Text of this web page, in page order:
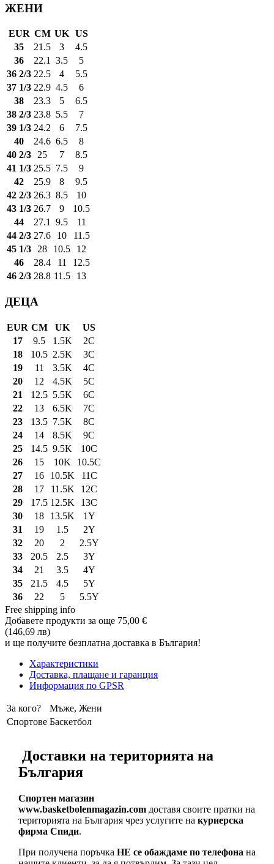
ЖЕНИ
EUR CM UK US
35
21.5 3
4.5
36
22.1 3.5
5
36 2/3 22.5 4
5.5
37 1/3 22.9 4.5
6
38
23.3 5
6.5
38 2/3 23.8 5.5
7
39 1/3 24.2 6
7.5
40
24.6 6.5
8
40 2/3
25 7
8.5
41 1/3 25.5 7.5
9
42
25.9 8
9.5
42 2/3 26.3 8.5
10
43 1/3 26.7 9
10.5
44
27.1 9.5
11
44 2/3 27.6 10
11.5
45 1/3
28 10.5
12
46
28.4 11
12.5
46 2/3 28.8 11.5 13
ДЕЦА
EUR CM UK
US
17
9.5 1.5K
2C
18
10.5 2.5K
3C
19
11 3.5K
4C
20
12 4.5K
5C
21
12.5 5.5K
6C
22
13 6.5K
7C
23
13.5 7.5K
8C
24
14 8.5K
9C
25
14.5 9.5K
10C
26
15 10K
10.5C
27
16 10.5K
11C
28
17 11.5K
12C
29
17.5 12.5K
13C
30
18 13.5K
1Y
31
19 1.5
2Y
32
20 2
2.5Y
33
20.5 2.5
3Y
34
21 3.5
4Y
35
21.5 4.5
5Y
36
22 5
5.5Y
Free shipping info
Добавете продукти за още 75,00 €
(146,69 лв)
и ще получите безплатна доставка в България!
Характеристики
Доставка, плащане и гаранция
Информация по GPSR
За кого?
Мъже, Жени
Спортове Баскетбол
Доставки на територията на
България
Спортен магазин
www.basketbolenmagazin.comдоставя своите пратки на
територията на България чрез услугите на куриерска
фирма Спиди.
При получена поръчка НЕ се обаждаме по телефона на